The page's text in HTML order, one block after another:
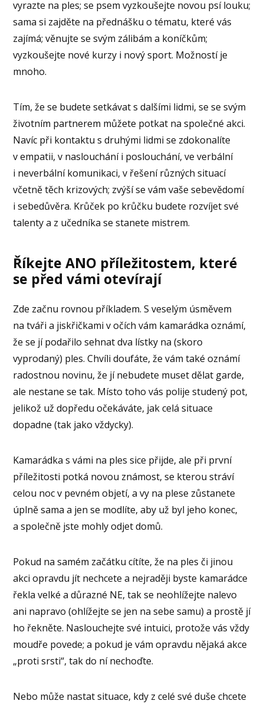
vyrazte na ples; se psem vyzkoušejte novou psí louku;
sama si zajděte na přednášku o tématu, které vás
zajímá; věnujte se svým zálibám a koníčkům;
vyzkoušejte nové kurzy i nový sport. Možností je
mnoho.
Tím, že se budete setkávat s dalšími lidmi, se se svým
životním partnerem můžete potkat na společné akci.
Navíc při kontaktu s druhými lidmi se zdokonalíte
v empatii, v naslouchání i poslouchání, ve verbální
i neverbální komunikaci, v řešení různých situací
včetně těch krizových; zvýší se vám vaše sebevědomí
i sebedůvěra. Krůček po krůčku budete rozvíjet své
talenty a z učedníka se stanete mistrem.
Říkejte ANO příležitostem, které
se před vámi otevírají
Zde začnu rovnou příkladem. S veselým úsměvem
na tváři a jiskřičkami v očích vám kamarádka oznámí,
že se jí podařilo sehnat dva lístky na (skoro
vyprodaný) ples. Chvíli doufáte, že vám také oznámí
radostnou novinu, že jí nebudete muset dělat garde,
ale nestane se tak. Místo toho vás polije studený pot,
jelikož už dopředu očekáváte, jak celá situace
dopadne (tak jako vždycky).
Kamarádka s vámi na ples sice přijde, ale při první
příležitosti potká novou známost, se kterou stráví
celou noc v pevném objetí, a vy na plese zůstanete
úplně sama a jen se modlíte, aby už byl jeho konec,
a společně jste mohly odjet domů.
Pokud na samém začátku cítíte, že na ples či jinou
akci opravdu jít nechcete a nejraději byste kamarádce
řekla velké a důrazné NE, tak se neohlížejte nalevo
ani napravo (ohlížejte se jen na sebe samu) a prostě jí
ho řekněte. Naslouchejte své intuici, protože vás vždy
moudře povede; a pokud je vám opravdu nějaká akce
„proti srsti“, tak do ní nechoďte.
Nebo může nastat situace, kdy z celé své duše chcete